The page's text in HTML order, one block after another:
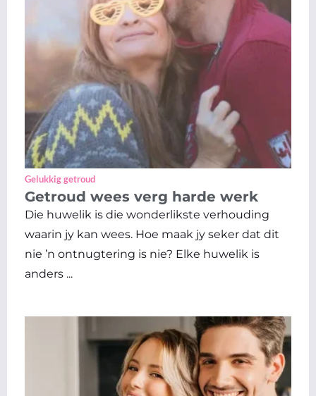
Gelukkig getroud
Getroud wees verg harde werk
Die huwelik is die wonderlikste verhouding
waarin jy kan wees. Hoe maak jy seker dat dit
nie ’n ontnugtering is nie? Elke huwelik is
anders ...